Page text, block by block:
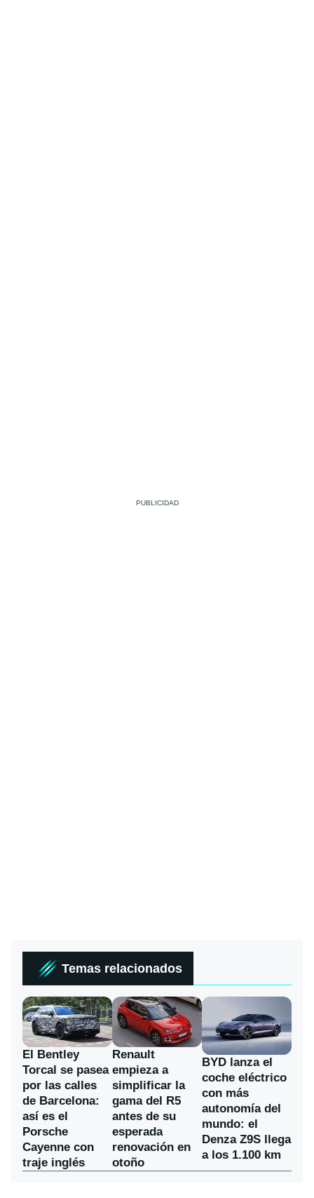
Temas relacionados
El Bentley
Torcal se pasea
por las calles
de Barcelona:
así es el
Porsche
Cayenne con
traje inglés
Renault
empieza a
simplificar la
gama del R5
antes de su
esperada
renovación en
otoño
BYD lanza el
coche eléctrico
con más
autonomía del
mundo: el
Denza Z9S llega
a los 1.100 km